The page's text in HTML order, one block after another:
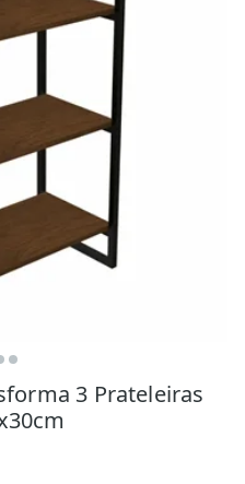
3 Prateleiras